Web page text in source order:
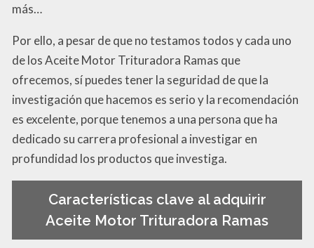
más…
Por ello, a pesar de que no testamos todos y cada uno
de los Aceite Motor Trituradora Ramas que
ofrecemos, sí puedes tener la seguridad de que la
investigación que hacemos es serio y la recomendación
es excelente, porque tenemos a una persona que ha
dedicado su carrera profesional a investigar en
profundidad los productos que investiga.
Características clave al adquirir
Aceite Motor Trituradora Ramas